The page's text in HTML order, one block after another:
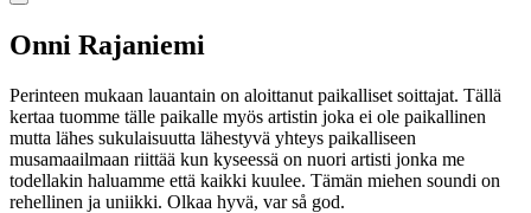
Onni Rajaniemi
Perinteen mukaan lauantain on aloittanut paikalliset soittajat. Tällä
kertaa tuomme tälle paikalle myös artistin joka ei ole paikallinen
mutta lähes sukulaisuutta lähestyvä yhteys paikalliseen
musamaailmaan riittää kun kyseessä on nuori artisti jonka me
todellakin haluamme että kaikki kuulee. Tämän miehen soundi on
rehellinen ja uniikki. Olkaa hyvä, var så god.